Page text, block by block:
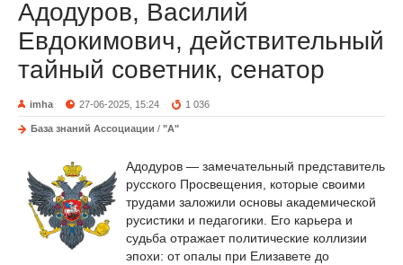
Адодуров, Василий
Евдокимович, действительный
тайный советник, сенатор
imha 27-06-2025, 15:24 1 036
База знаний Ассоциации / "А"
Адодуров — замечательный представитель
русского Просвещения, которые своими
трудами заложили основы академической
русистики и педагогики. Его карьера и
судьба отражает политические коллизии
эпохи: от опалы при Елизавете до